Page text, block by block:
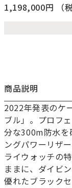
1,198,000円
（
商品説明
2022年発表のケ
ブル」。プロフ
分な300m防水を
ングパワーリザ
ライウォッチの
ままに、ダイビ
優れたブラック